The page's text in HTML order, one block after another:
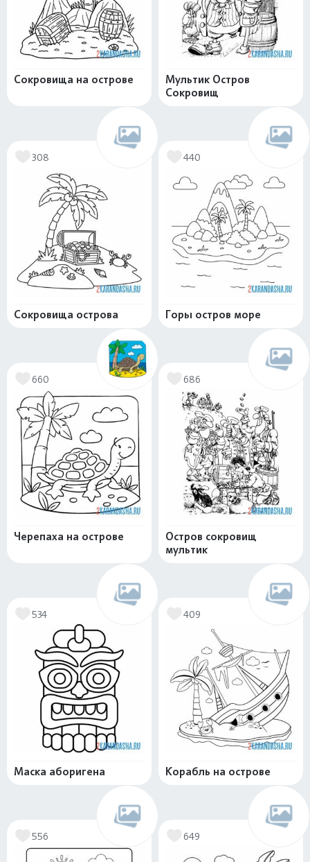
Сокровища на острове
Мультик Остров
Сокровищ
308
Сокровища острова
440
Горы остров море
660
Черепаха на острове
686
Остров сокровищ
мультик
534
Маска аборигена
409
Корабль на острове
556 649